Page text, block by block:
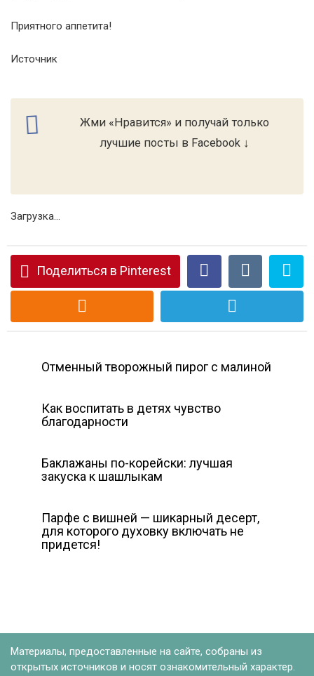
Приятного аппетита!
Источник
Жми «Нравится» и получай только
лучшие посты в Facebook ↓
Загрузка...
Поделиться в Pinterest
Отменный творожный пирог с малиной
Как воспитать в детях чувство
благодарности
Баклажаны по-корейски: лучшая
закуска к шашлыкам
Парфе с вишней — шикарный десерт,
для которого духовку включать не
придется!
Материалы, предоставленные на сайте, собраны из
открытых источников и носят ознакомительный характер.